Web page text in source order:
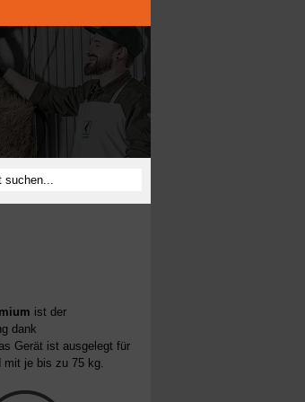
ist der
dank
Gerät ist ausgelegt für
mit je bis zu 75 kg.